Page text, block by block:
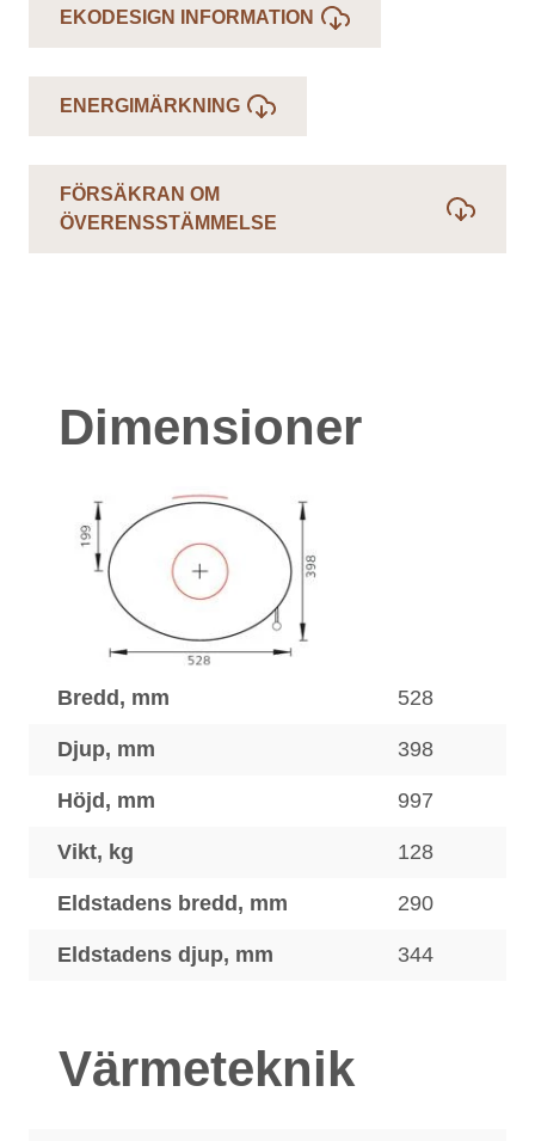
EKODESIGN INFORMATION
ENERGIMÄRKNING
FÖRSÄKRAN OM
ÖVERENSSTÄMMELSE
Dimensioner
Bredd, mm 528
Djup, mm 398
Höjd, mm 997
Vikt, kg 128
Eldstadens bredd, mm 290
Eldstadens djup, mm 344
Värmeteknik